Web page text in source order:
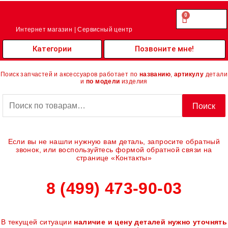
Перейти
Интернет магазин | Сервисный центр
0.00
0
Cart
Категории Позвоните мне!
Поиск запчастей и аксессуаров работает по названию артикулу детали
и по модели изделия
Поиск
Если вы не нашли нужную вам деталь, запросите обратный
звонок, или воспользуйтесь формой обратной связи на
странице «Контакты»
8 (499) 473-90-03
В текущей ситуации наличие и цену деталей нужно уточнять